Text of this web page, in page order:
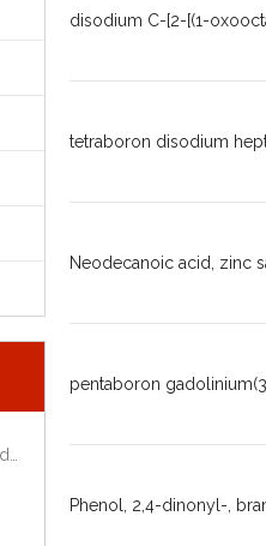
disodium C-[2-[(1-
tetraboron disodium
Neodecanoic acid, zinc
pentaboron
Phenol, 2,4-dinonyl-,